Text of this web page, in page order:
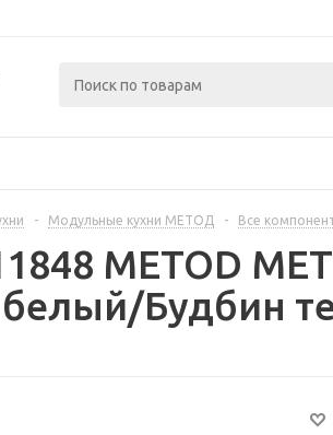
- Модульные кухни МЕТОД - Все
METOD
Будбин